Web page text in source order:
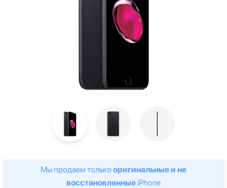
Мы продаем только оригинальные и не
восстановленные iPhone